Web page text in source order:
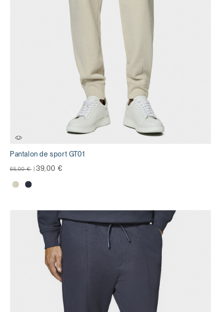
Pantalon de sport GT01
Prix réduit de
65,00 € à 39,00 €